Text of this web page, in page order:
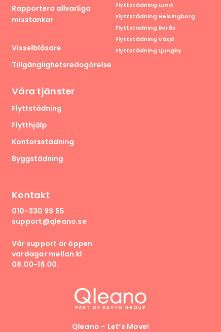
Rapportera allvarliga
misstankar
Visselblåsare
Tillgänglighetsredogörelse
Våra tjänster
Flyttstädning
Flytthjälp
Kontorsstädning
Byggstädning
Flyttstädning Lund
Flyttstädning Helsingborg
Flyttstädning Borås
Flyttstädning Växjö
Flyttstädning Ljungby
Kontakt
010-330 99 55
support@qleano.se
Vår support är öppen
vardagar mellan kl
08.00-16.00.
Qleano – Let’s Move!